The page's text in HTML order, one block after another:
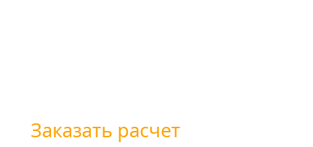
Заказать расчет